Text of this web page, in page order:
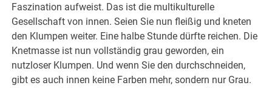
Faszination aufweist. Das ist die multikulturelle
Gesellschaft von innen. Seien Sie nun fleißig und kneten
den Klumpen weiter. Eine halbe Stunde dürfte reichen. Die
Knetmasse ist nun vollständig grau geworden, ein
nutzloser Klumpen. Und wenn Sie den durchschneiden,
gibt es auch innen keine Farben mehr, sondern nur Grau.